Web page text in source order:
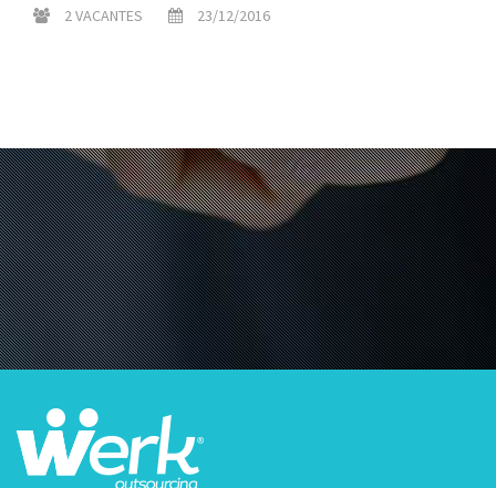
2 VACANTES 23/12/2016